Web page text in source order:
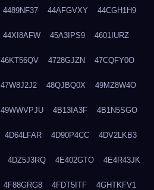
4489NF37 44AFGVXY 44CGH1H9
44XI8AFW 45A3IPS9 4601IURZ
46KT56QV 4728GJZN 47CQFY0O
47W8J2J2 48QJBQ0X 49MZ8W4O
49WWVPJU 4B13IA3F 4B1N5SGO
4D64LFAR 4D90P4CC 4DV2LKB3
4DZ5J3RQ 4E402GTO 4E4R43JK
4F88GRG8 4FDT5ITF 4GHTKFV1